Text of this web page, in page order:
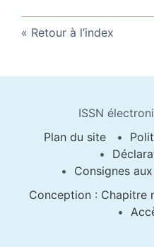
Retour à l’index
ISSN
Plan du site
Consignes
Conception : Chapitre